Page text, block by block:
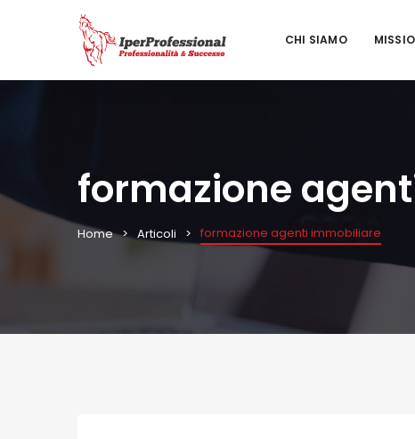
CHI SIAMO
formazione
Home Articoli formazione agenti immobiliare